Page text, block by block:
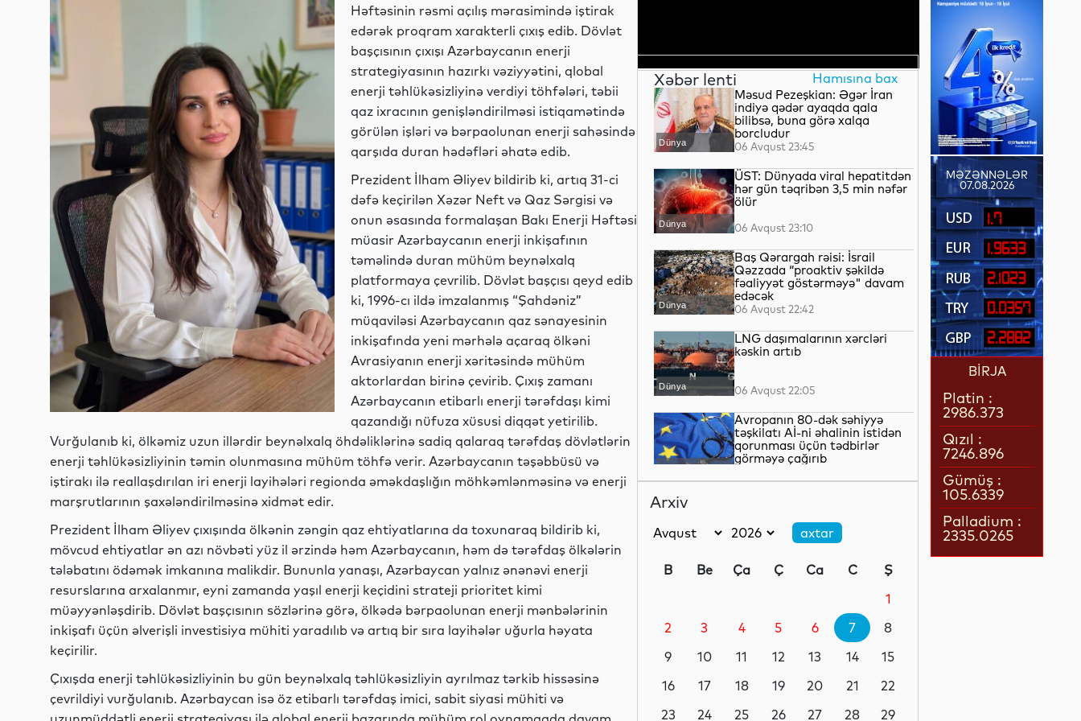
Həftəsinin rəsmi açılış mərasimində iştirak
edərək proqram xarakterli çıxış edib. Dövlət
başçısının çıxışı Azərbaycanın enerji
strategiyasının hazırkı vəziyyətini, qlobal
enerji təhlükəsizliyinə verdiyi töhfələri, təbii
qaz ixracının genişləndirilməsi istiqamətində
görülən işləri və bərpaolunan enerji sahəsində
qarşıda duran hədəfləri əhatə edib.
Prezident İlham Əliyev bildirib ki, artıq 31-ci
dəfə keçirilən Xəzər Neft və Qaz Sərgisi və
onun əsasında formalaşan Bakı Enerji Həftəsi
müasir Azərbaycanın enerji inkişafının
təməlində duran mühüm beynəlxalq
platformaya çevrilib. Dövlət başçısı qeyd edib
ki, 1996-cı ildə imzalanmış “Şahdəniz”
müqaviləsi Azərbaycanın qaz sənayesinin
inkişafında yeni mərhələ açaraq ölkəni
Avrasiyanın enerji xəritəsində mühüm
aktorlardan birinə çevirib. Çıxış zamanı
Azərbaycanın etibarlı enerji tərəfdaşı kimi
qazandığı nüfuza xüsusi diqqət yetirilib.
Vurğulanıb ki, ölkəmiz uzun illərdir beynəlxalq öhdəliklərinə sadiq qalaraq tərəfdaş dövlətlərin
enerji təhlükəsizliyinin təmin olunmasına mühüm töhfə verir. Azərbaycanın təşəbbüsü və
iştirakı ilə reallaşdırılan iri enerji layihələri regionda əməkdaşlığın möhkəmlənməsinə və enerji
marşrutlarının şaxələndirilməsinə xidmət edir.
Prezident İlham Əliyev çıxışında ölkənin zəngin qaz ehtiyatlarına da toxunaraq bildirib ki,
mövcud ehtiyatlar ən azı növbəti yüz il ərzində həm Azərbaycanın, həm də tərəfdaş ölkələrin
tələbatını ödəmək imkanına malikdir. Bununla yanaşı, Azərbaycan yalnız ənənəvi enerji
resurslarına arxalanmır, eyni zamanda yaşıl enerji keçidini strateji prioritet kimi
müəyyənləşdirib. Dövlət başçısının sözlərinə görə, ölkədə bərpaolunan enerji mənbələrinin
inkişafı üçün əlverişli investisiya mühiti yaradılıb və artıq bir sıra layihələr uğurla həyata
keçirilir.
Çıxışda enerji təhlükəsizliyinin bu gün beynəlxalq təhlükəsizliyin ayrılmaz tərkib hissəsinə
çevrildiyi vurğulanıb. Azərbaycan isə öz etibarlı tərəfdaş imici, sabit siyasi mühiti və
Xəbər lenti Hamısına bax
Dünya
Məsud Pezeşkian: Əgər İran
indiyə qədər ayaqda qala
bilibsə, buna görə xalqa
borcludur
06 Avqust 23:45
Dünya
ÜST: Dünyada viral hepatitdən
hər gün təqribən 3,5 min nəfər
ölür
06 Avqust 23:10
Dünya
Baş Qərargah rəisi: İsrail
Qəzzada “proaktiv şəkildə
fəaliyyət göstərməyə" davam
edəcək
06 Avqust 22:42
Dünya
LNG daşımalarının xərcləri
kəskin artıb
06 Avqust 22:05
Dünya
Avropanın 80-dək səhiyyə
təşkilatı Aİ-ni əhalinin istidən
qorunması üçün tədbirlər
görməyə çağırıb
yaşayış binalarına zərər vurub
Dünya
sərnişin olan ilk pilotsuz hava
06 Avqust 20:45
Dünya
Rusiya Ermənistanla ticarət
olduğunu bildirib
06 Avqust 20:12
Arxiv
B Be Ça Ç Ca C
Ş
1
2
3 4 5 6 7
8
9
10 11 12 13 14
15
16
17 18 19 20 21
22
23
24 25 26 27 28
29
MƏZƏNNƏLƏR
07.08.2026
1.7
1.9633
2.1023
0.0357
2.2882
BİRJA
Platin :
2986.373
Qızıl :
7246.896
Gümüş :
105.6339
Palladium :
2335.0265